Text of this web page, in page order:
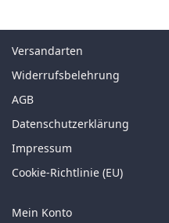
Versandarten
Widerrufsbelehrung
AGB
Datenschutzerklärung
Impressum
Cookie-Richtlinie (EU)
Mein Konto